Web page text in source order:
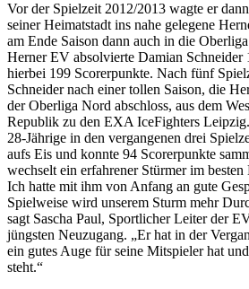
Vor der Spielzeit 2012/2013 wagte er
seiner Heimatstadt ins nahe gelegene
am Ende Saison dann auch in die
Herner EV absolvierte Damian Schneider
hierbei 199 Scorerpunkte. Nach fünf
Schneider nach einer tollen Saison, die
der Oberliga Nord abschloss, aus dem
Republik zu den EXA IceFighters
28-Jährige in den vergangenen drei
aufs Eis und konnte 94 Scorerpunkte
wechselt ein erfahrener Stürmer im
Ich hatte mit ihm von Anfang an gute
Spielweise wird unserem Sturm mehr
sagt Sascha Paul, Sportlicher Leiter der
jüngsten Neuzugang. „Er hat in der
ein gutes Auge für seine Mitspieler hat
steht.“